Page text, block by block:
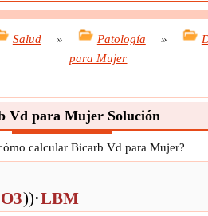
Salud » Patología »
para Mujer
Vd para Mujer Solución
calcular Bicarb Vd para Mujer?
))⋅LBM